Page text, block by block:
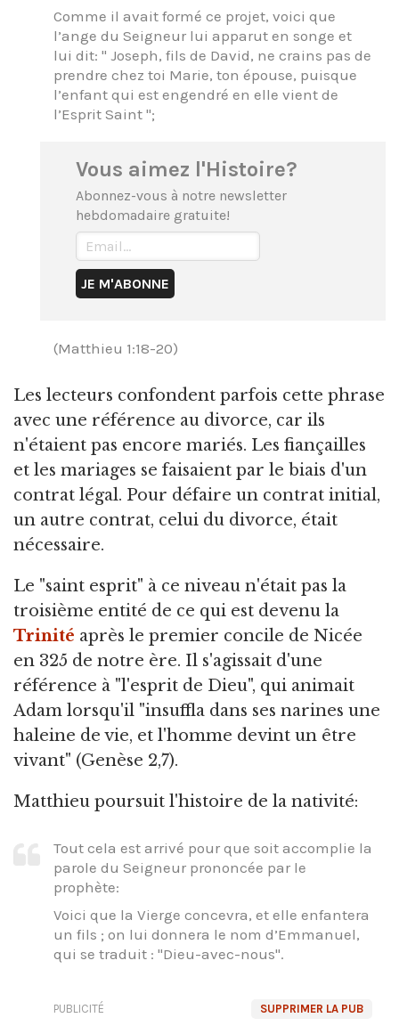
Comme il avait formé ce projet, voici que
l’ange du Seigneur lui apparut en songe et
lui dit: " Joseph, fils de David, ne crains pas de
prendre chez toi Marie, ton épouse, puisque
l’enfant qui est engendré en elle vient de
l’Esprit Saint ";
Vous aimez l'Histoire?
Abonnez-vous à notre newsletter
hebdomadaire gratuite!
(Matthieu 1:18-20)
Les lecteurs confondent parfois cette phrase
avec une référence au divorce, car ils
n'étaient pas encore mariés. Les fiançailles
et les mariages se faisaient par le biais d'un
contrat légal. Pour défaire un contrat initial,
un autre contrat, celui du divorce, était
nécessaire.
Le "saint esprit" à ce niveau n'était pas la
troisième entité de ce qui est devenu la
Trinité après le premier concile de Nicée
en 325 de notre ère. Il s'agissait d'une
référence à "l'esprit de Dieu", qui animait
Adam lorsqu'il "insuffla dans ses narines une
haleine de vie, et l'homme devint un être
vivant" (Genèse 2,7).
Matthieu poursuit l'histoire de la nativité:
Tout cela est arrivé pour que soit accomplie la
parole du Seigneur prononcée par le
prophète:
Voici que la Vierge concevra, et elle enfantera
un fils ; on lui donnera le nom d’Emmanuel,
qui se traduit : "Dieu-avec-nous".
SUPPRIMER LA PUB
PUBLICITÉ